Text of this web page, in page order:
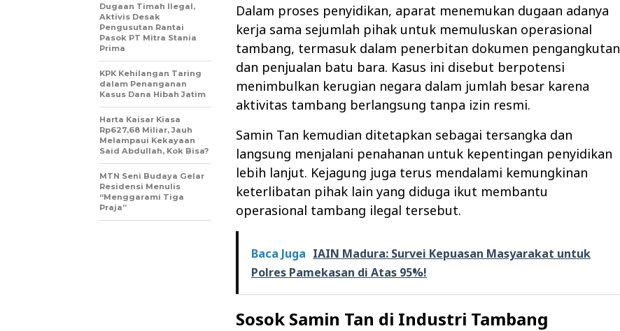
Dalam proses penyidikan, aparat menemukan dugaan adanya
kerja sama sejumlah pihak untuk memuluskan operasional
tambang, termasuk dalam penerbitan dokumen pengangkutan
dan penjualan batu bara. Kasus ini disebut berpotensi
menimbulkan kerugian negara dalam jumlah besar karena
aktivitas tambang berlangsung tanpa izin resmi.
Samin Tan kemudian ditetapkan sebagai tersangka dan
langsung menjalani penahanan untuk kepentingan penyidikan
lebih lanjut. Kejagung juga terus mendalami kemungkinan
keterlibatan pihak lain yang diduga ikut membantu
operasional tambang ilegal tersebut.
Baca Juga IAIN Madura: Survei Kepuasan Masyarakat untuk
Polres Pamekasan di Atas 95%!
Sosok Samin Tan di Industri Tambang
Dugaan Timah Ilegal,
Aktivis Desak
Pengusutan Rantai
Pasok PT Mitra Stania
Prima
KPK Kehilangan Taring
dalam Penanganan
Kasus Dana Hibah Jatim
Harta Kaisar Kiasa
Rp627,68 Miliar, Jauh
Melampaui Kekayaan
Said Abdullah, Kok Bisa?
MTN Seni Budaya Gelar
Residensi Menulis
“Menggarami Tiga
Praja”